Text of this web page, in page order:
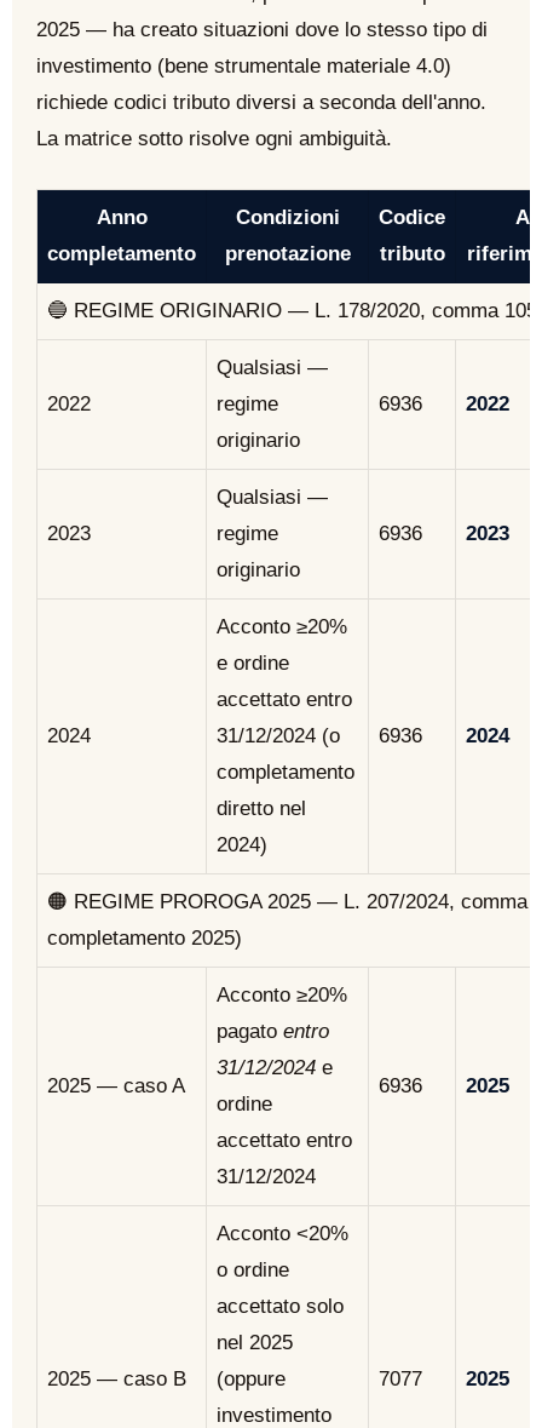
2025 — ha creato situazioni dove lo stesso tipo di
investimento (bene strumentale materiale 4.0)
richiede codici tributo diversi a seconda dell'anno.
La matrice sotto risolve ogni ambiguità.
Anno
completamento
Condizioni
prenotazione
Codice
tributo
🔵 REGIME ORIGINARIO — L. 178/2020, comma
2022
Qualsiasi —
regime
originario
6936 2022
2023
Qualsiasi —
regime
originario
6936 2023
2024
Acconto ≥20%
e ordine
accettato entro
31/12/2024 (o
completamento
diretto nel
2024)
6936 2024
🟠 REGIME PROROGA 2025 — L. 207/2024, comma
completamento 2025)
2025 — caso A
Acconto ≥20%
pagato entro
31/12/2024 e
ordine
accettato entro
31/12/2024
6936 2025
2025 — caso B
Acconto <20%
o ordine
accettato solo
nel 2025
(oppure
investimento
7077 2025